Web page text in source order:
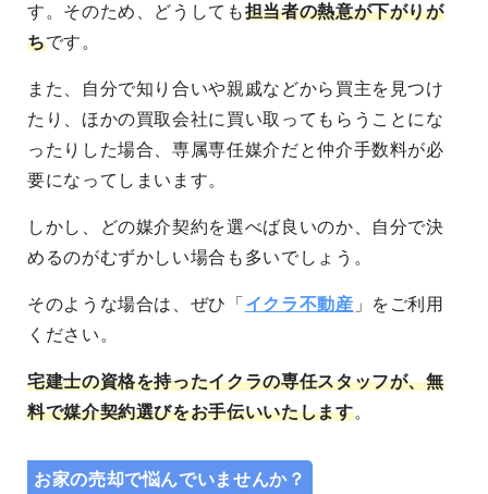
す。そのため、どうしても担当者の熱意が下がりが
ちです。
また、自分で知り合いや親戚などから買主を見つけ
たり、ほかの買取会社に買い取ってもらうことにな
ったりした場合、専属専任媒介だと仲介手数料が必
要になってしまいます。
しかし、どの媒介契約を選べば良いのか、自分で決
めるのがむずかしい場合も多いでしょう。
そのような場合は、ぜひ「 イクラ不動産 」をご利用
ください。
宅建士の資格を持ったイクラの専任スタッフが、無
料で媒介契約選びをお手伝いいたします。
お家の売却で悩んでいませんか？